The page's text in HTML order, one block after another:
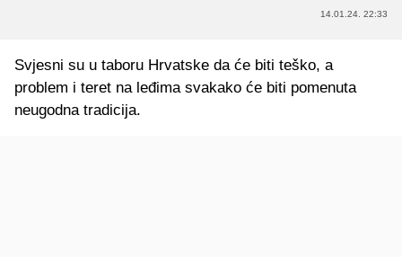
14.01.24. 22:33
Svjesni su u taboru Hrvatske da će biti teško, a
problem i teret na leđima svakako će biti pomenuta
neugodna tradicija.